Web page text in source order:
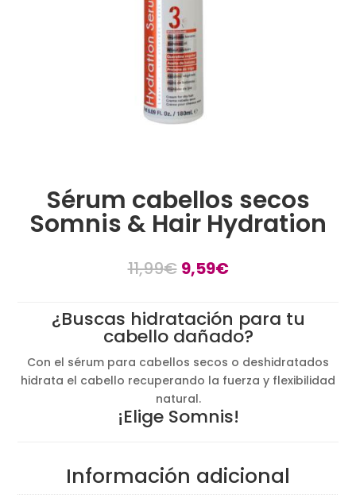
Sérum cabellos secos
Somnis & Hair Hydration
11,99€ 9,59€
¿Buscas hidratación para tu
cabello dañado?
Con el sérum para cabellos secos o deshidratados
hidrata el cabello recuperando la fuerza y flexibilidad
natural.
¡Elige Somnis!
Información adicional